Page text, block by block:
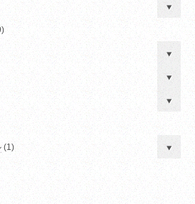
(1)